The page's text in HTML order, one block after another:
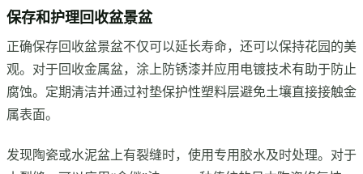
保存和护理回收盆景盆
正确保存回收盆景盆不仅可以延长寿命，还可以保持花园的美
观。对于回收金属盆，涂上防锈漆并应用电镀技术有助于防止
腐蚀。定期清洁并通过衬垫保护性塑料层避免土壤直接接触金
属表面。
发现陶瓷或水泥盆上有裂缝时，使用专用胶水及时处理。对于